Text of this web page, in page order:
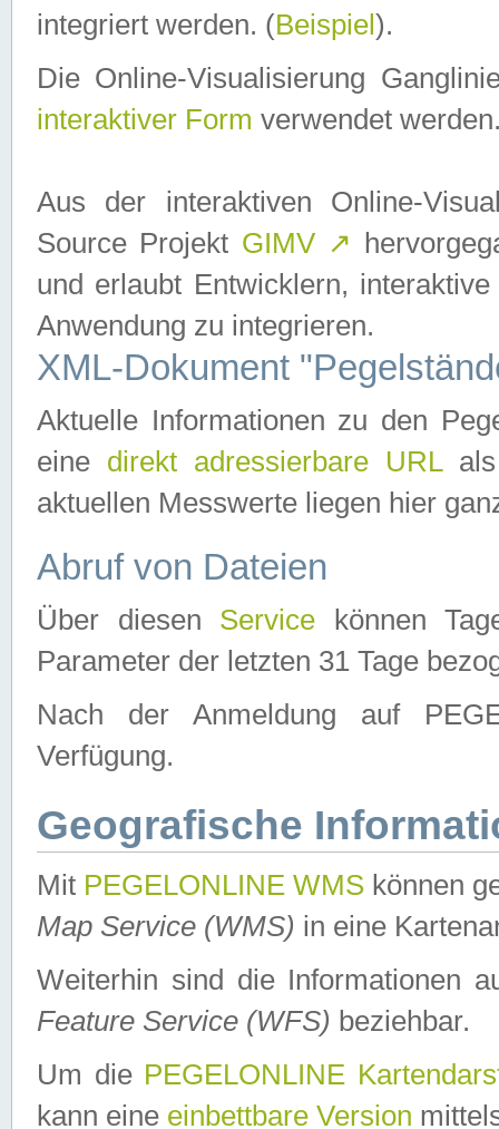
integriert werden. (Beispiel ).
Die Online-Visualisierung
interaktiver Form verwendet
Aus der interaktiven Online-
Source Projekt GIMV ↗
und erlaubt Entwicklern,
Anwendung zu integrieren.
XML-Dokument
Aktuelle Informationen zu den
eine direkt adressierbare URLals
aktuellen Messwerte liegen hier
Abruf von Dateien
Über diesen Service können
Parameter der letzten 31 Tage
Nach der Anmeldung auf
Verfügung.
Geografische
Mit PEGELONLINE WMS können
Map Service (WMS) in eine
Weiterhin sind die Informationen
Feature Service (WFS) beziehbar.
Um die PEGELONLINE
kann eine einbettbare Version